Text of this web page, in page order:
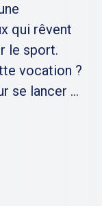
qui rêvent
le sport.
vocation ?
se lancer ...